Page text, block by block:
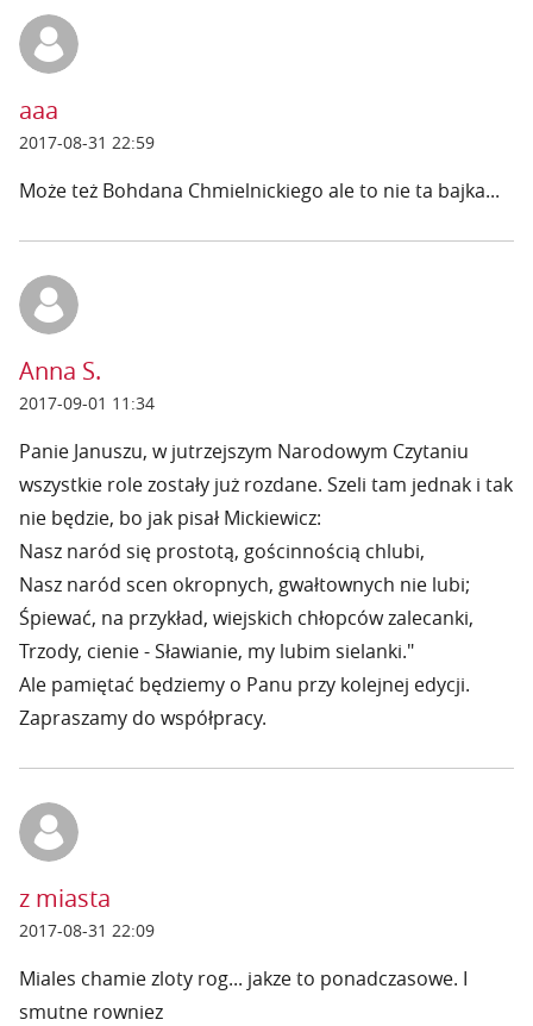
aaa
2017-08-31 22:59
Może też Bohdana Chmielnickiego ale to nie ta bajka...
Anna S.
2017-09-01 11:34
Panie Januszu, w jutrzejszym Narodowym Czytaniu
wszystkie role zostały już rozdane. Szeli tam jednak i tak
nie będzie, bo jak pisał Mickiewicz:
Nasz naród się prostotą, gościnnością chlubi,
Nasz naród scen okropnych, gwałtownych nie lubi;
Śpiewać, na przykład, wiejskich chłopców zalecanki,
Trzody, cienie - Sławianie, my lubim sielanki."
Ale pamiętać będziemy o Panu przy kolejnej edycji.
Zapraszamy do współpracy.
z miasta
2017-08-31 22:09
Miales chamie zloty rog... jakze to ponadczasowe. I
smutne rowniez